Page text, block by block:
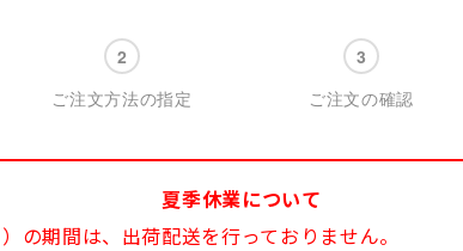
ご注文方法の指定 ご注文の確認
夏季休業について
の期間は、出荷配送を行っておりません。